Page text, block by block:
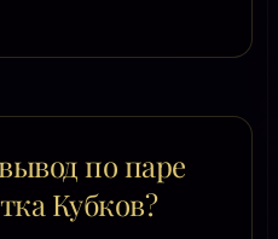
по паре
Кубков?